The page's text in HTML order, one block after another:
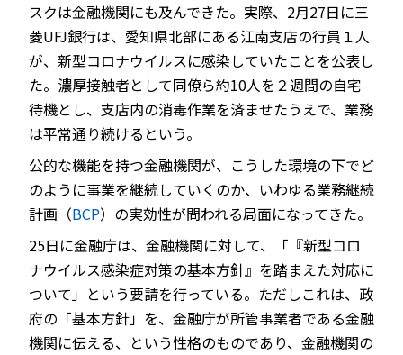
JP EN
スクは金融機関にも及んできた。実際、2月27日に三
菱UFJ銀行は、愛知県北部にある江南支店の行員１人
が、新型コロナウイルスに感染していたことを公表し
た。濃厚接触者として同僚ら約10人を２週間の自宅
待機とし、支店内の消毒作業を済ませたうえで、業務
は平常通り続けるという。
公的な機能を持つ金融機関が、こうした環境の下でど
のように事業を継続していくのか、いわゆる業務継続
計画（BCP）の実効性が問われる局面になってきた。
25日に金融庁は、金融機関に対して、「『新型コロ
ナウイルス感染症対策の基本方針』を踏まえた対応に
ついて」という要請を行っている。ただしこれは、政
府の「基本方針」を、金融庁が所管事業者である金融
機関に伝える、という性格のものであり、金融機関の